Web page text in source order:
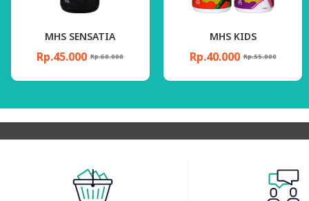
MHS SENSATIA
Rp.45.000 Rp.60.000
MHS KIDS
Rp.40.000 Rp.55.000